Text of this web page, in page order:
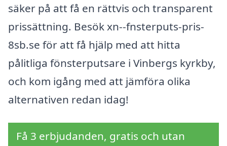
säker på att få en rättvis och transparent
prissättning. Besök xn--fnsterputs-pris-
8sb.se för att få hjälp med att hitta
pålitliga fönsterputsare i Vinbergs kyrkby,
och kom igång med att jämföra olika
alternativen redan idag!
Få 3 erbjudanden, gratis och utan